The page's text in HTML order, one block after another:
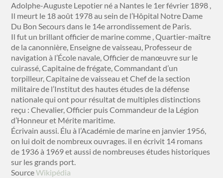
Adolphe-Auguste Lepotier né a Nantes le 1er février 1898 ,
Il meurt le 18 août 1978 au sein de l’Hôpital Notre Dame
Du Bon Secours dans le 14e arrondissement de Paris.
Il fut un brillant officier de marine comme , Quartier-maître
de la canonnière, Enseigne de vaisseau, Professeur de
navigation à l’École navale, Officier de manœuvre sur le
cuirassé, Capitaine de frégate, Commandant d’un
torpilleur, Capitaine de vaisseau et Chef de la section
militaire de l’Institut des hautes études de la défense
nationale qui ont pour résultat de multiples distinctions
reçu : Chevalier, Officier puis Commandeur de la Légion
d’Honneur et Mérite maritime.
Écrivain aussi. Élu à l’Académie de marine en janvier 1956,
on lui doit de nombreux ouvrages. il en écrivit 14 romans
de 1936 à 1969 et aussi de nombreuses études historiques
sur les grands port.
SourceWikipédia